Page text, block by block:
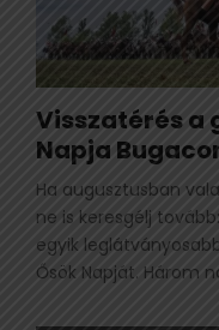
Visszatérés a
Napja
Ha augusztusban
ne is keresgélj
egyik
Ősök Napját. Három